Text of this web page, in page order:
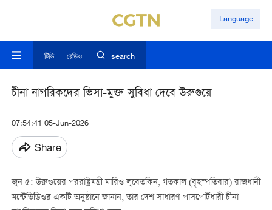
Language
টিভি রেডিও search
চীনা নাগরিকদের ভিসা-মুক্ত সুবিধা দেবে উরুগুয়ে
07:54:41 05-Jun-2026
Share
জুন ৫: উরুগুয়ের পররাষ্ট্রমন্ত্রী মারিও লুবেতকিন, গতকাল (বৃহস্পতিবার) রাজধানী
মন্টেভিডিওর একটি অনুষ্ঠানে জানান, তার দেশ সাধারণ পাসপোর্টধারী চীনা